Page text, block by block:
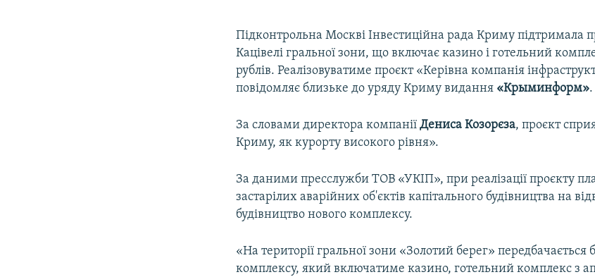
Підконтрольна Москві Інвестиційна рада Криму підтримала
Кацівелі гральної зони, що включає казино і готельний
рублів. Реалізовуватиме проєкт «Керівна компанія
повідомляє близьке до уряду Криму видання «Крыминформ».
За словами директора компанії Дениса Козорєза, проєкт
Криму, як курорту високого рівня».
За даними пресслужби ТОВ «УКІП», при реалізації проєкту
застарілих аварійних об'єктів капітального будівництва на
будівництво нового комплексу.
«На території гральної зони «Золотий берег» передбачається
комплексу, який включатиме казино, готельний комплекс з